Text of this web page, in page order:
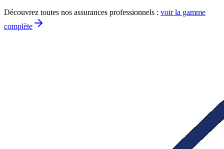
Découvrez toutes nos assurances professionnels : voir la gamme
complète